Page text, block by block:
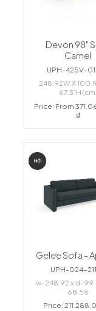
Devon 98"
Camel
UPH-425V-
248.92W X
67.31H
Price: From
₫
MỚI
Gelee Sofa -
UPH-024-
w-248.92 x d-
68.58
Price: